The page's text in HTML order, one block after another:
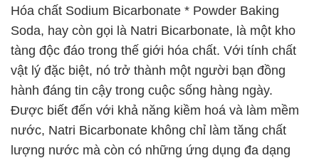
Hóa chất Sodium Bicarbonate * Powder Baking
Soda, hay còn gọi là Natri Bicarbonate, là một kho
tàng độc đáo trong thế giới hóa chất. Với tính chất
vật lý đặc biệt, nó trở thành một người bạn đồng
hành đáng tin cậy trong cuộc sống hàng ngày.
Được biết đến với khả năng kiềm hoá và làm mềm
nước, Natri Bicarbonate không chỉ làm tăng chất
lượng nước mà còn có những ứng dụng đa dạng